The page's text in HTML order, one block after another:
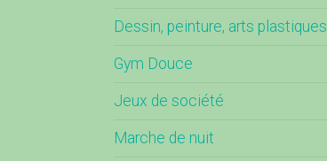
Dessin, peinture, arts plastiques
Gym Douce
Jeux de société
Marche de nuit